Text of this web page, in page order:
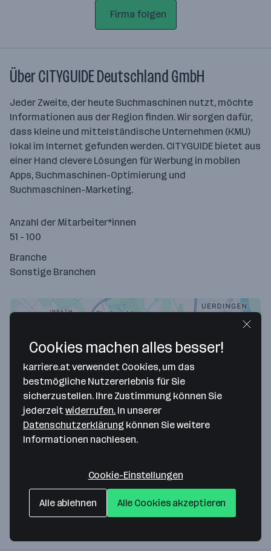
Firma folgen
Über CITYGUIDE Deutschland GmbH
Jeder Zweite, der heute Suchmaschinen nutzt, möchte
Informationen aus der Region finden. Wir sorgen dafür,
dass kleine und mittelständische Unternehmen (KMU)
lokal im Internet gefunden werden. CITYGUIDE bietet aus
einer Hand clevere Lösungen für Werbung in mobilen
Apps, Suchmaschinen-Optimierung und
Suchmaschinen-Marketing.
Anzahl der Mitarbeiter*innen
51 - 100
Branche
Sonstige Branchen
Map data ©2026 Google
Dießemer Bruch 167
47805 Krefeld— Route berechnen
Cookies machen alles besser!
karriere.at verwendet Cookies, um das
bestmögliche Nutzererlebnis für Sie
sicherzustellen. Ihre Zustimmung können Sie
jederzeit widerrufen. In unserer
Datenschutzerklärung können Sie weitere
Informationen nachlesen.
Cookie-Einstellungen
Alle ablehnen Alle Cookies akzeptieren